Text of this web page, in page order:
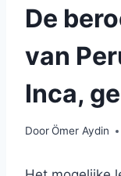
De
van
Inca,
DoorÖmer Aydin